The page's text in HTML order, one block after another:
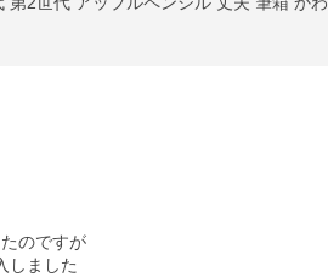
のですが
しました